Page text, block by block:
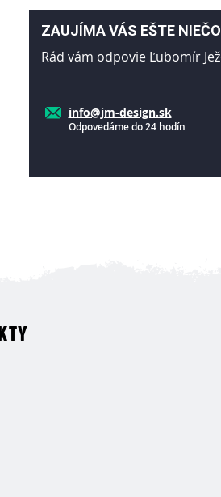
ZAUJÍMA VÁS EŠTE
Rád vám odpovie Ľubomír
info@jm-design.sk
Odpovedáme do 24 hodín